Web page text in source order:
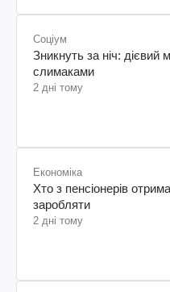
Соціум
Зникнуть за ніч:
слимаками
2 дні тому
Економіка
Хто з пенсіонерів
заробляти
2 дні тому